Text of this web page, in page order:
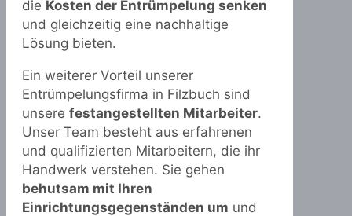
die Kosten der Entrümpelung senken
und gleichzeitig eine nachhaltige
Lösung bieten.
Ein weiterer Vorteil unserer
Entrümpelungsfirma in Filzbuch sind
unsere festangestellten Mitarbeiter.
Unser Team besteht aus erfahrenen
und qualifizierten Mitarbeitern, die ihr
Handwerk verstehen. Sie gehen
behutsam mit Ihren
Einrichtungsgegenständen um und